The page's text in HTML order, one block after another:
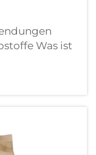
Was ist
seiner
in